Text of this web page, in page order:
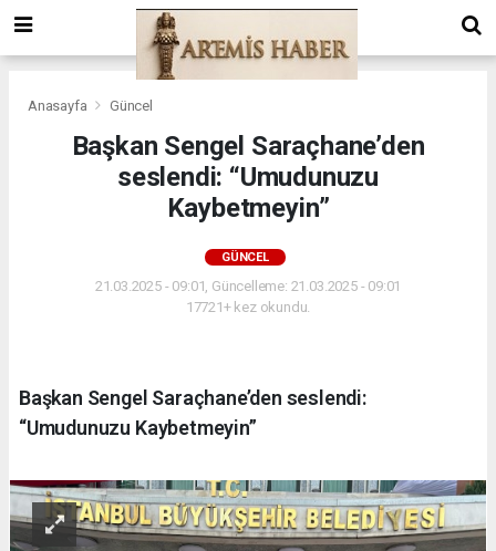
Anasayfa Güncel
Başkan Sengel Saraçhane’den
seslendi: “Umudunuzu
Kaybetmeyin”
GÜNCEL
21.03.2025 - 09:01, Güncelleme: 21.03.2025 - 09:01
17721+ kez okundu.
Başkan Sengel Saraçhane’den seslendi:
“Umudunuzu Kaybetmeyin”